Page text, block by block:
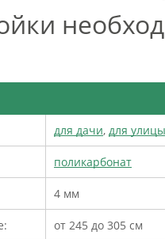
для дачи, для
поликарбонат
4 мм
от 245 до 305 см